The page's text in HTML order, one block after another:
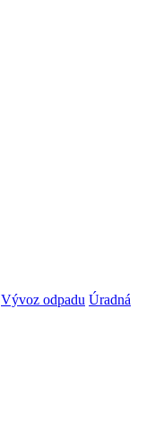
Vývoz odpadu Úradná